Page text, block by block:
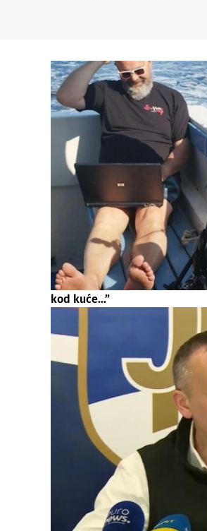
kod kuće…”